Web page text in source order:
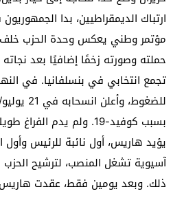
ارتباك الديمقراطيين، بدا
مؤتمر وطني يعكس وحدة الحزب خلف
حملته وصورته زخمًا إضافيًا بعد
تجمع انتخابي في بنسلفانيا. في
للضغوط،
بسبب كوفيد-19. ولم يدم
يؤيد هاريس، أول نائبة للرئيس وأول
آسيوية تشغل المنصب، لترشيح الحزب
ذلك. وبعد يومين فقط، عقدت